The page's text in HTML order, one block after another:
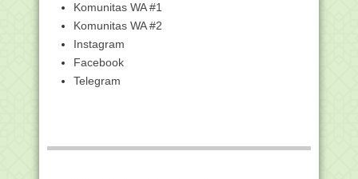
Unduh Modul PPG Kemenag Guru
Bahasa Indonesia
Unduh Modul PPG Guru Madrasah
Matematika
Kumpulan Twibbon Nisfu Syaban 2024
Komunitas WA #1
Komunitas WA #2
Instagram
Facebook
Telegram